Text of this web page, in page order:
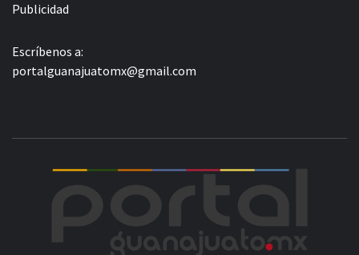
Publicidad
Escríbenos a:
portalguanajuatomx@gmail.com